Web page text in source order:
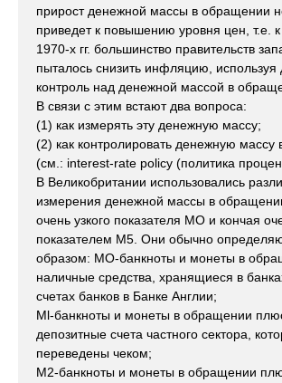
прирост денежной массы в обращении
приведет к повышению уровня цен, т.е.
1970-х гг. большинство правительств
пыталось снизить инфляцию, используя
контроль над денежной массой в
В связи с этим встают два вопроса:
(1) как измерять эту денежную массу;
(2) как контролировать денежную
(см.: interest-rate policy (политика
В Великобритании использовались
измерения денежной массы в
очень узкого показателя МО и кончая
показателем М5. Они обычно
образом: МО-банкноты и монеты в
наличные средства, хранящиеся в
счетах банков в Банке Англии;
Ml-банкноты и монеты в обращении
депозитные счета частного сектора,
переведены чеком;
М2-банкноты и монеты в обращении